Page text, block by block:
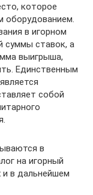
которое
оборудованием.
в игорном
суммы ставок, а
выигрыша,
Единственным
собой
в
на игорный
и в дальнейшем